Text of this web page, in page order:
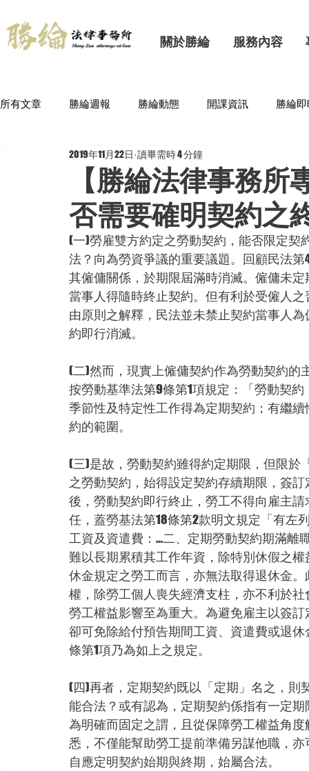
關於勝綸 服務內容
所有文章 勝綸週報 勝綸動態 開課資訊 勝綸
【勝綸法律事務
否需要確明契約之
2019年11月22日 讀畢需時 4 分鐘
(一)勞雇雙方約定之勞動契約，能否限定契
法？向為勞資爭議的重要議題。回顧民法
其僱傭關係，於期限屆滿時消滅。僱傭未
當事人得隨時終止契約。但有利於受僱人
由原則之解釋，民法並未禁止契約當事人
約即行消滅。
(二)然而，現實上僱傭契約作為勞動契約的
按勞動基準法第9條第1項規定：「勞動契
季節性及特定性工作得為定期契約；有繼
約的範圍。
(三)是故，勞動契約雖得約定期限，但限於
之勞動契約，始得設定契約存續期限，簽
後，勞動契約即行終止，勞工不得向雇主
任，蓋勞基法第18條第2款明文規定「有左
工資及資遣費：…二、定期勞動契約期滿離
難以長期累積其工作年資，除特別休假之
休金規定之勞工而言，亦無法取得退休金
權，除勞工個人喪失經濟支柱，亦不利於
勞工權益影響至為重大。為避免雇主以簽
卻可免除給付預告期間工資、資遣費或退
條第1項乃為如上之規定。
(四)再者，定期契約既以「定期」名之，則
能合法？或有認為，定期契約係指有一定
為明確而固定之謂，且從保障勞工權益角
悉，不僅能幫助勞工提前準備另謀他職，
自應定明契約始期與終期，始屬合法。